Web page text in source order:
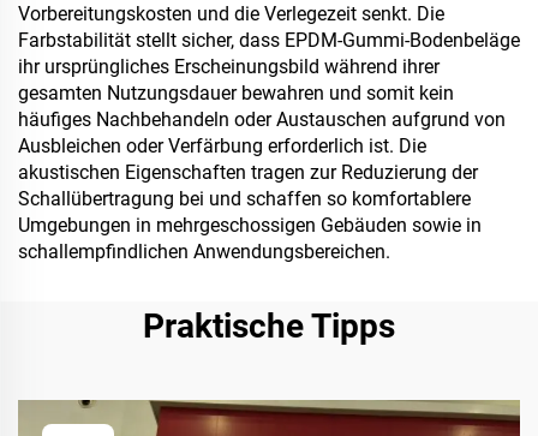
Vorbereitungskosten und die Verlegezeit senkt. Die
Farbstabilität stellt sicher, dass EPDM-Gummi-Bodenbeläge
ihr ursprüngliches Erscheinungsbild während ihrer
gesamten Nutzungsdauer bewahren und somit kein
häufiges Nachbehandeln oder Austauschen aufgrund von
Ausbleichen oder Verfärbung erforderlich ist. Die
akustischen Eigenschaften tragen zur Reduzierung der
Schallübertragung bei und schaffen so komfortablere
Umgebungen in mehrgeschossigen Gebäuden sowie in
schallempfindlichen Anwendungsbereichen.
Praktische Tipps